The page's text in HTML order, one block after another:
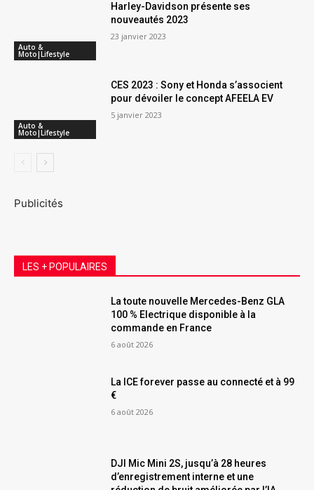
Auto &
Moto|Lifestyle
Harley-Davidson présente ses
nouveautés 2023
23 janvier 2023
Auto &
Moto|Lifestyle
CES 2023 : Sony et Honda s’associent
pour dévoiler le concept AFEELA EV
5 janvier 2023
Publicités
LES + POPULAIRES
La toute nouvelle Mercedes-Benz GLA
100 % Electrique disponible à la
commande en France
6 août 2026
La ICE forever passe au connecté et à 99
€
6 août 2026
DJI Mic Mini 2S, jusqu’à 28 heures
d’enregistrement interne et une